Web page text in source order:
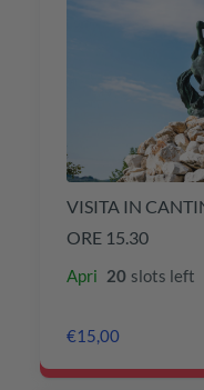
VISITA IN
ORE 15.30
Apri 20 slots left
€15,00